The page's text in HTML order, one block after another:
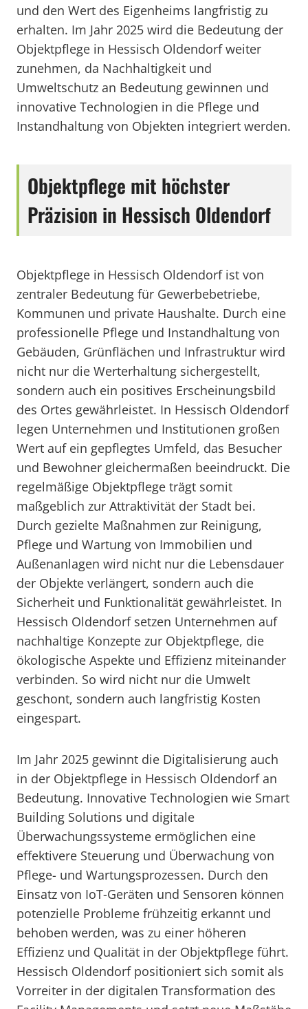
und den Wert des Eigenheims langfristig zu
erhalten. Im Jahr 2025 wird die Bedeutung der
Objektpflege in Hessisch Oldendorf weiter
zunehmen, da Nachhaltigkeit und
Umweltschutz an Bedeutung gewinnen und
innovative Technologien in die Pflege und
Instandhaltung von Objekten integriert werden.
Objektpflege mit höchster
Präzision in Hessisch Oldendorf
Objektpflege in Hessisch Oldendorf ist von
zentraler Bedeutung für Gewerbebetriebe,
Kommunen und private Haushalte. Durch eine
professionelle Pflege und Instandhaltung von
Gebäuden, Grünflächen und Infrastruktur wird
nicht nur die Werterhaltung sichergestellt,
sondern auch ein positives Erscheinungsbild
des Ortes gewährleistet. In Hessisch Oldendorf
legen Unternehmen und Institutionen großen
Wert auf ein gepflegtes Umfeld, das Besucher
und Bewohner gleichermaßen beeindruckt. Die
regelmäßige Objektpflege trägt somit
maßgeblich zur Attraktivität der Stadt bei.
Durch gezielte Maßnahmen zur Reinigung,
Pflege und Wartung von Immobilien und
Außenanlagen wird nicht nur die Lebensdauer
der Objekte verlängert, sondern auch die
Sicherheit und Funktionalität gewährleistet. In
Hessisch Oldendorf setzen Unternehmen auf
nachhaltige Konzepte zur Objektpflege, die
ökologische Aspekte und Effizienz miteinander
verbinden. So wird nicht nur die Umwelt
geschont, sondern auch langfristig Kosten
eingespart.
Im Jahr 2025 gewinnt die Digitalisierung auch
in der Objektpflege in Hessisch Oldendorf an
Bedeutung. Innovative Technologien wie Smart
Building Solutions und digitale
Überwachungssysteme ermöglichen eine
effektivere Steuerung und Überwachung von
Pflege- und Wartungsprozessen. Durch den
Einsatz von IoT-Geräten und Sensoren können
potenzielle Probleme frühzeitig erkannt und
behoben werden, was zu einer höheren
Effizienz und Qualität in der Objektpflege führt.
Hessisch Oldendorf positioniert sich somit als
Vorreiter in der digitalen Transformation des